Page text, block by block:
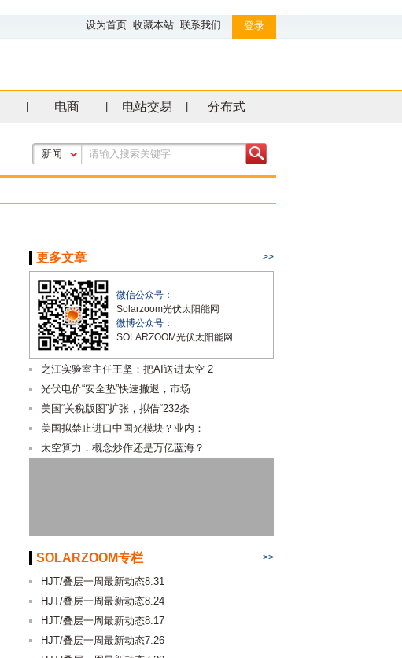
设为首页 收藏本站 联系我们 登录
电商 电站交易 分布式
新闻
更多文章 >>
微信公众号：
Solarzoom光伏太阳能网
微博公众号：
SOLARZOOM光伏太阳能网
之江实验室主任王坚：把AI送进太空 2
光伏电价“安全垫”快速撤退，市场
美国“关税版图”扩张，拟借“232条
美国拟禁止进口中国光模块？业内：
太空算力，概念炒作还是万亿蓝海？
SOLARZOOM专栏 >>
HJT/叠层一周最新动态8.31
HJT/叠层一周最新动态8.24
HJT/叠层一周最新动态8.17
HJT/叠层一周最新动态7.26